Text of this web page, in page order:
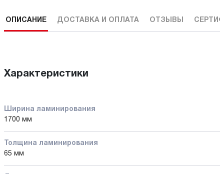
ОПИСАНИЕ ДОСТАВКА И ОПЛАТА ОТЗЫВЫ
Характеристики
Ширина ламинирования
1700 мм
Толщина ламинирования
65 мм